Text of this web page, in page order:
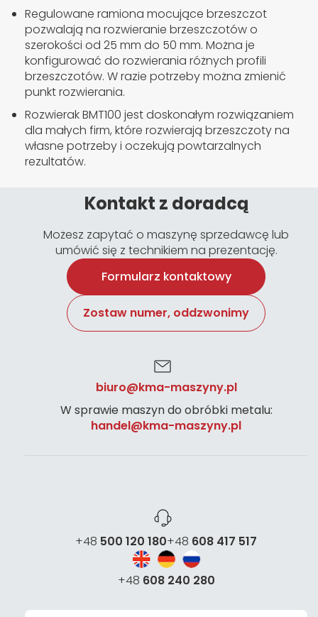
Regulowane ramiona mocujące brzeszczot
pozwalają na rozwieranie brzeszczotów o
szerokości od 25 mm do 50 mm. Można je
konfigurować do rozwierania różnych profili
brzeszczotów. W razie potrzeby można zmienić
punkt rozwierania.
Rozwierak BMT100 jest doskonałym rozwiązaniem
dla małych firm, które rozwierają brzeszczoty na
własne potrzeby i oczekują powtarzalnych
rezultatów.
Kontakt z doradcą
Możesz zapytać o maszynę sprzedawcę lub
umówić się z technikiem na prezentację.
Formularz kontaktowy
Zostaw numer, oddzwonimy
biuro@kma-maszyny.pl
W sprawie maszyn do obróbki metalu:
handel@kma-maszyny.pl
+48 500 120 180+48 608 417 517
+48 608 240 280